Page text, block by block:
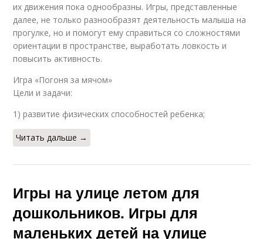
их движения пока однообразны. Игры, представленные
далее, не только разнообразят деятельность малыша на
прогулке, но и помогут ему справиться со сложностями
ориентации в пространстве, выработать ловкость и
повысить активность.
Игра «Погоня за мячом»
Цели и задачи:
1) развитие физических способностей ребенка;
Читать дальше →
Игры на улице летом для
дошкольников. Игры для
маленьких детей на улице